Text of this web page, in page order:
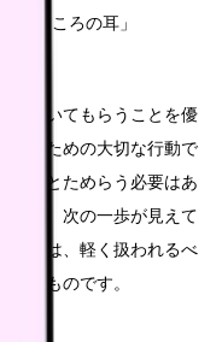
「こころの耳」
を聞いてもらうことを優
守るための大切な行動で
か」とためらう必要はあ
され、次の一歩が見えて
疲れは、軽く扱われるべ
べきものです。